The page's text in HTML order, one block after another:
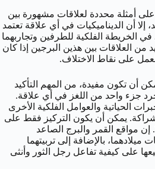
أمثلة محددة لعلاقات مشهورة بين
إلا أن الديناميكيات في أي علاقة تعتمد
الخريطة الفلكية للطرفين وتجاربهما
من العلاقات بين هذين البرجين إذا كان
على نقاط الاختلاف.
أن تكون مفيدة، من المهم التأكيد
جزء واحد من اللغز في أي علاقة.
الحياتية والعوامل الفلكية الأخرى
يمكن أن يكون التركيز فقط على
إن مواقع القمر والبرج الصاعد
بالإضافة إلى تربيتهما
على كيفية تفاعل رجل الثور وأنثى